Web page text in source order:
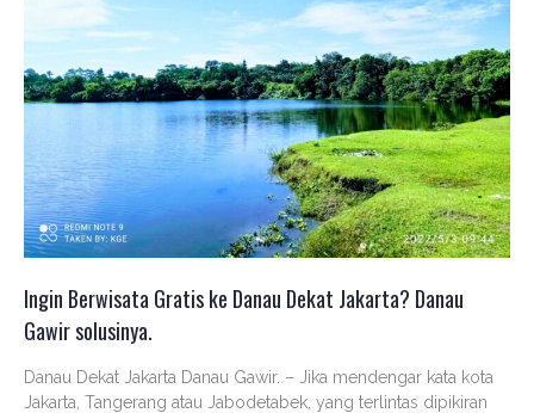
Ingin Berwisata Gratis ke Danau Dekat Jakarta? Danau
Gawir solusinya.
Danau Dekat Jakarta Danau Gawir. – Jika mendengar kata kota
Jakarta, Tangerang atau Jabodetabek, yang terlintas dipikiran